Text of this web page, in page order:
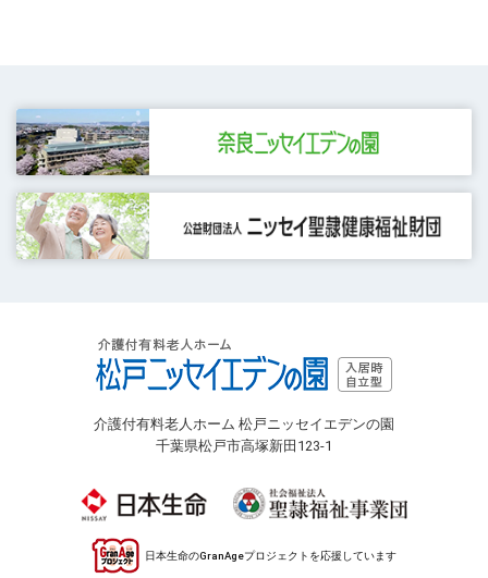
介護付有料老人ホーム 松戸ニッセイエデンの園
千葉県松戸市高塚新田123-1
日本生命のGranAgeプロジェクトを応援しています